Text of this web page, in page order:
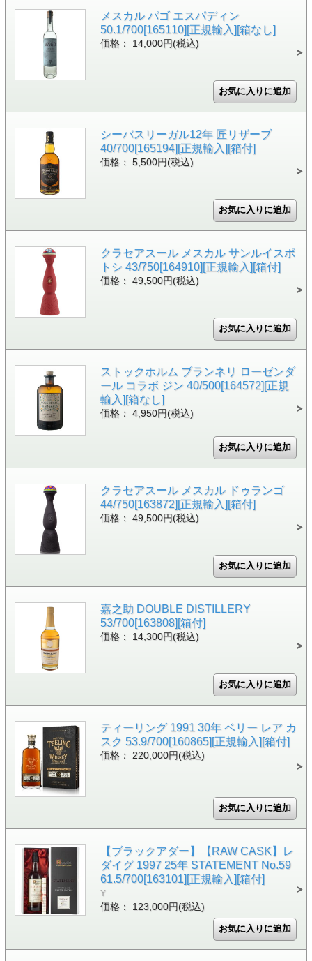
メスカル パゴ エスパディン
50.1/700[165110][正規輸入][箱なし]
価格： 14,000円(税込)
シーバスリーガル12年 匠リザーブ
40/700[165194][正規輸入][箱付]
価格： 5,500円(税込)
クラセアスール メスカル サンルイスポ
トシ 43/750[164910][正規輸入][箱付]
価格： 49,500円(税込)
ストックホルム ブランネリ ローゼンダ
ール コラボ ジン 40/500[164572][正規
輸入][箱なし]
価格： 4,950円(税込)
クラセアスール メスカル ドゥランゴ
44/750[163872][正規輸入][箱付]
価格： 49,500円(税込)
嘉之助 DOUBLE DISTILLERY
53/700[163808][箱付]
価格： 14,300円(税込)
ティーリング 1991 30年 ベリー レア カ
スク 53.9/700[160865][正規輸入][箱付]
価格： 220,000円(税込)
【ブラックアダー】【RAW CASK】レ
ダイグ 1997 25年 STATEMENT No.59
61.5/700[163101][正規輸入][箱付]
Y
価格： 123,000円(税込)